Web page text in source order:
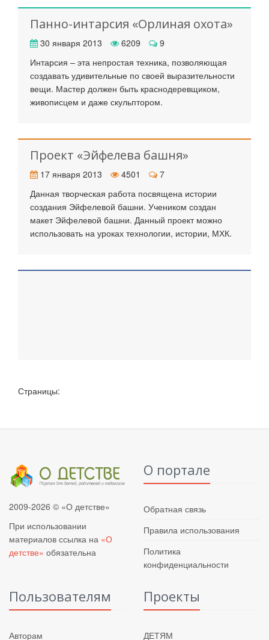
Панно-интарсия «Орлиная охота»
30 января 2013 6209
9
Интарсия – эта непростая техника, позволяющая
создавать удивительные по своей выразительности
вещи. Мастер должен быть краснодеревщиком,
живописцем и даже скульптором.
Проект «Эйфелева башня»
17 января 2013 4501
7
Данная творческая работа посвящена истории
создания Эйфелевой башни. Учеником создан
макет Эйфелевой башни. Данный проект можно
использовать на уроках технологии, истории, МХК.
Страницы:
2009-2026 © «О детстве»
При использовании
материалов ссылка на «О
детстве» обязательна
О портале
Обратная связь
Правила использования
Политика
конфиденциальности
Пользователям
Авторам
Проекты
ДЕТЯМ